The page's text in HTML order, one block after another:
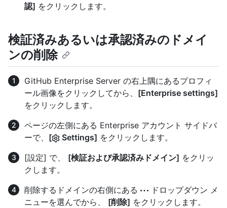
認] をクリックします。
検証済みあるいは承認済みのドメイ
ンの削除
GitHub Enterprise Server の右上隅にあるプロフィ
ール画像をクリックしてから、 [Enterprise settings]
をクリックします。
ページの左側にある Enterprise アカウント サイドバ
ーで、 [ Settings] をクリックします。
[設定] で、 [検証および承認済みドメイン] をクリッ
クします。
削除するドメインの右側にある
ドロップダウン メ
ニューを選んでから、 [削除] をクリックします。